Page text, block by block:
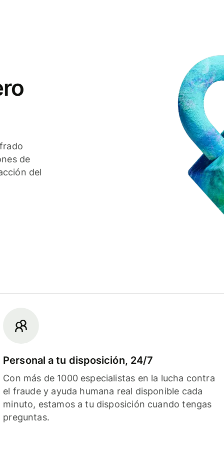
de
del
Personal a tu disposición, 24/7
Con más de 1000 especialistas en la lucha contra
el fraude y ayuda humana real disponible cada
minuto, estamos a tu disposición cuando tengas
preguntas.